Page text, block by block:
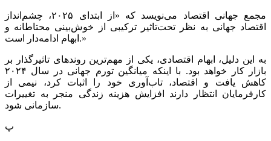
مجمع جهانی اقتصاد می‌‌‌نویسد که «از ابتدای ۲۰۲۵، چشم‌‌‌انداز
اقتصاد جهانی به نظر تحت‌تاثیر ترکیبی از خوش‌بینی محتاطانه و
ابهام ادامه‌‌‌دار است.»
به این دلیل، ابهام اقتصادی، یکی از مهم‌ترین روندهای تاثیرگذار بر
بازار کار خواهد بود. با اینکه میانگین تورم جهانی در سال ۲۰۲۴
کاهش یافت و اقتصاد، تاب‌‌‌آوری خود را اثبات کرد، نیمی از
کارفرمایان انتظار دارند افزایش هزینه زندگی منجر به تغییرات
سازمانی شود.
پ